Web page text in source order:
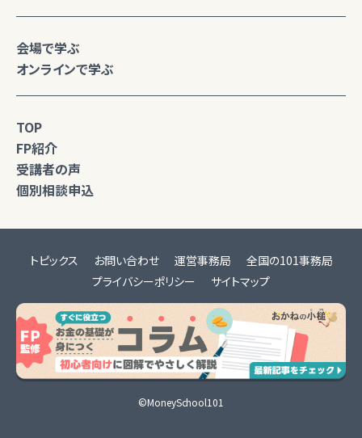
会場で学ぶ
オンラインで学ぶ
TOP
FP紹介
受講者の声
個別相談申込
トピックス お問い合わせ 運営事務局
全国の101事務局
プライバシーポリシー
サイトマップ
©MoneySchool101